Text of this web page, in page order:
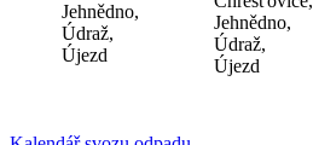
Jehnědno,
Údraž,
Újezd
Jehnědno,
Údraž,
Újezd